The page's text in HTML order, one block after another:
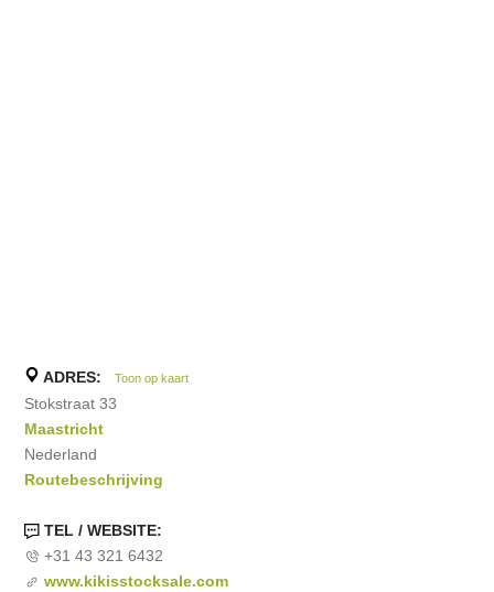
ADRES: Toon op kaart
Stokstraat 33
Maastricht
Nederland
Routebeschrijving
TEL / WEBSITE:
+31 43 321 6432
www.kikisstocksale.com